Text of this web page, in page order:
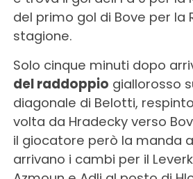
del primo gol di Bove per la
stagione.
Solo cinque minuti dopo
del raddoppio giallorosso
diagonale di Belotti,
volta da Hradecky verso
il giocatore però la manda
arrivano i cambi per il